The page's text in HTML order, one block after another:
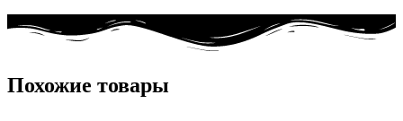
Похожие товары